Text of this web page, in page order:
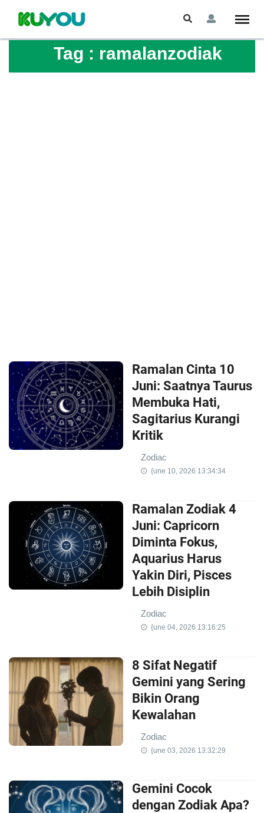
Tag : ramalanzodiak
Ramalan Cinta 10
Juni: Saatnya Taurus
Membuka Hati,
Sagitarius Kurangi
Kritik
Zodiac
{une 10, 2026 13:34:34
Ramalan Zodiak 4
Juni: Capricorn
Diminta Fokus,
Aquarius Harus
Yakin Diri, Pisces
Lebih Disiplin
Zodiac
{une 04, 2026 13:16:25
8 Sifat Negatif
Gemini yang Sering
Bikin Orang
Kewalahan
Zodiac
{une 03, 2026 13:32:29
Gemini Cocok
dengan Zodiak Apa?